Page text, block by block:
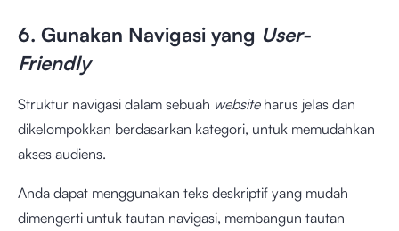
6. Gunakan Navigasi yang User-
Friendly
Struktur navigasi dalam sebuah websiteharus jelas dan
dikelompokkan berdasarkan kategori, untuk memudahkan
akses audiens.
Anda dapat menggunakan teks deskriptif yang mudah
dimengerti untuk tautan navigasi, membangun tautan